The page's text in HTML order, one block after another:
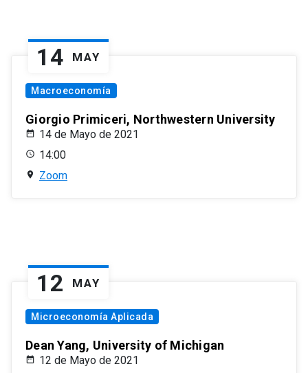
14 MAY
Macroeconomía
Giorgio Primiceri, Northwestern University
14 de Mayo de 2021
14:00
Zoom
12 MAY
Microeconomía Aplicada
Dean Yang, University of Michigan
12 de Mayo de 2021